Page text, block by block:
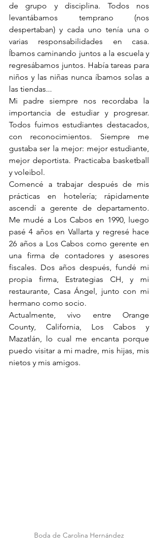
de grupo y disciplina. Todos nos
levantábamos temprano (nos
despertaban) y cada uno tenía una o
varias responsabilidades en casa.
Íbamos caminando juntos a la escuela y
regresábamos juntos. Había tareas para
niños y las niñas nunca íbamos solas a
las tiendas...
Mi padre siempre nos recordaba la
importancia de estudiar y progresar.
Todos fuimos estudiantes destacados,
con reconocimientos. Siempre me
gustaba ser la mejor: mejor estudiante,
mejor deportista. Practicaba basketball
y voleibol.
Comencé a trabajar después de mis
prácticas en hotelería; rápidamente
ascendí a gerente de departamento.
Me mudé a Los Cabos en 1990, luego
pasé 4 años en Vallarta y regresé hace
26 años a Los Cabos como gerente en
una firma de contadores y asesores
fiscales. Dos años después, fundé mi
propia firma, Estrategias CH, y mi
restaurante, Casa Ángel, junto con mi
hermano como socio.
Actualmente, vivo entre Orange
County, California, Los Cabos y
Mazatlán, lo cual me encanta porque
puedo visitar a mi madre, mis hijas, mis
nietos y mis amigos.
Boda de Carolina Hernández